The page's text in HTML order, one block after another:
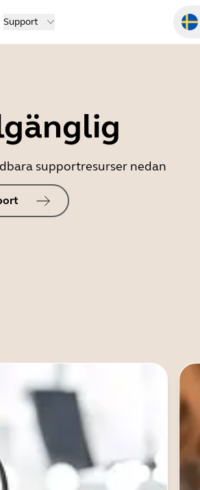
Support
supportresurser nedan